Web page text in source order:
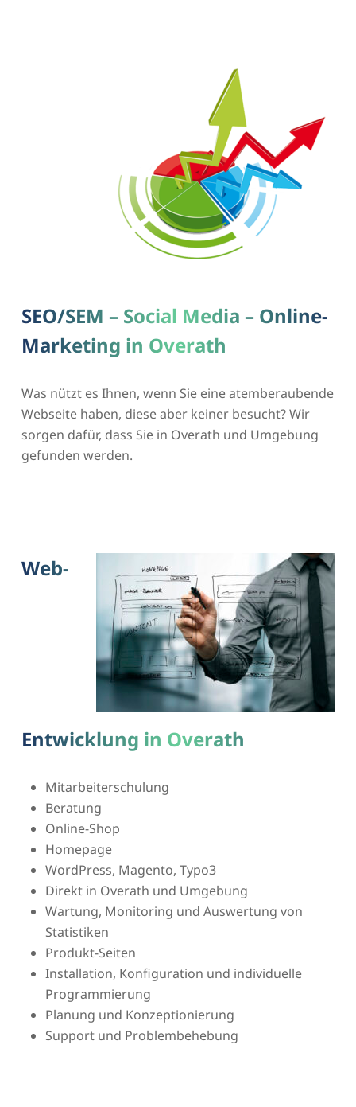
SEO/SEM – Social Media – Online-
Marketing in Overath
Was nützt es Ihnen, wenn Sie eine atemberaubende
Webseite haben, diese aber keiner besucht? Wir
sorgen dafür, dass Sie in Overath und Umgebung
gefunden werden.
Web-
Entwicklung in Overath
Mitarbeiterschulung
Beratung
Online-Shop
Homepage
WordPress, Magento, Typo3
Direkt in Overath und Umgebung
Wartung, Monitoring und Auswertung von
Statistiken
Produkt-Seiten
Installation, Konfiguration und individuelle
Programmierung
Planung und Konzeptionierung
Support und Problembehebung